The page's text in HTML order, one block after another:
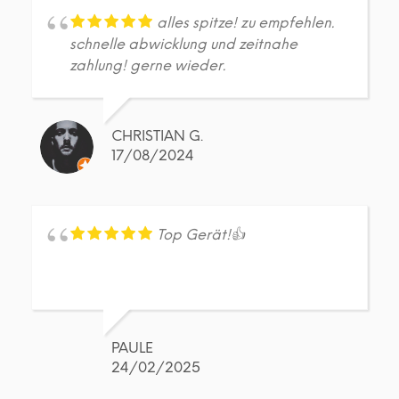
alles spitze! zu empfehlen.
schnelle abwicklung und zeitnahe
zahlung! gerne wieder.
CHRISTIAN G.
17/08/2024
Top Gerät!👍
PAULE
24/02/2025